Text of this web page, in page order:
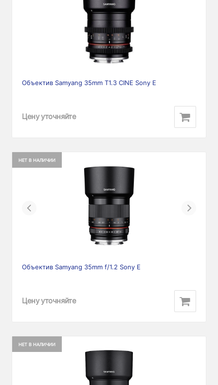
Объектив Samyang 35mm T1.3 CINE Sony E
Цену уточняйте
НЕТ В НАЛИЧИИ
Previous Next
Объектив Samyang 35mm f/1.2 Sony E
Цену уточняйте
НЕТ В НАЛИЧИИ